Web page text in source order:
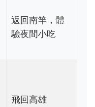
返回南竿，體
驗夜間小吃
飛回高雄